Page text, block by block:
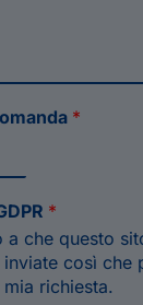
*
*
a che questo
così che
richiesta.